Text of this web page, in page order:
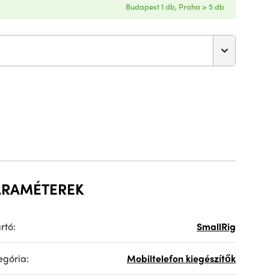
Budapest 1 db, Praha > 5 db
SmallRig
Mobiltelefon kiegészítők